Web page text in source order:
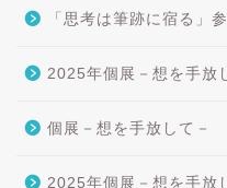
「思考は筆跡に宿る」
2025年個展－想を手
個展－想を手放して－
2025年個展－想を手